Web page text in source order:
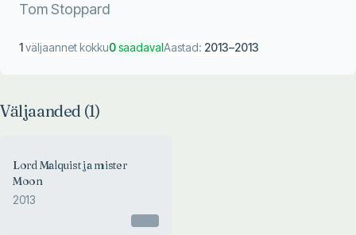
Tom Stoppard
1väljaannet kokku0saadavalAastad: 2013–2013
Väljaanded (1)
Lord Malquist ja mister
Moon
2013